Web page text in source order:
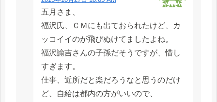
五月さま、
福沢氏、ＣＭにも出ておられたけど、カ
ッコイイのが飛びぬけてましたよね。
福沢諭吉さんの子孫だそうですが、惜し
すぎます。
仕事、近所だと楽だろうなと思うのだけ
ど、自給は都内の方がいいので、